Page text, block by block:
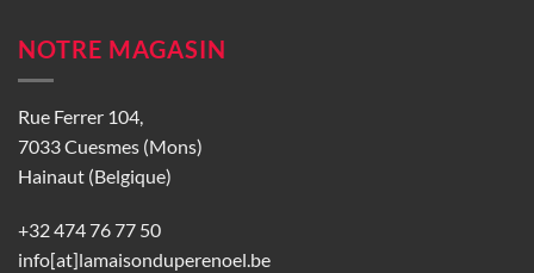
NOTRE MAGASIN
Rue Ferrer 104,
7033 Cuesmes (Mons)
Hainaut (Belgique)
+32 474 76 77 50
info[at]lamaisonduperenoel.be